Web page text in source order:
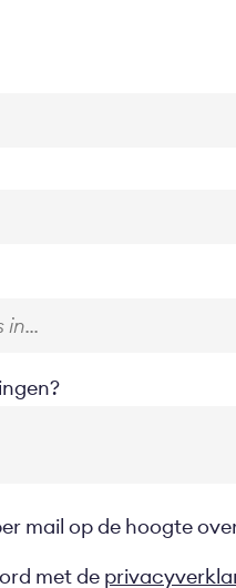
mail op de hoogte
met de